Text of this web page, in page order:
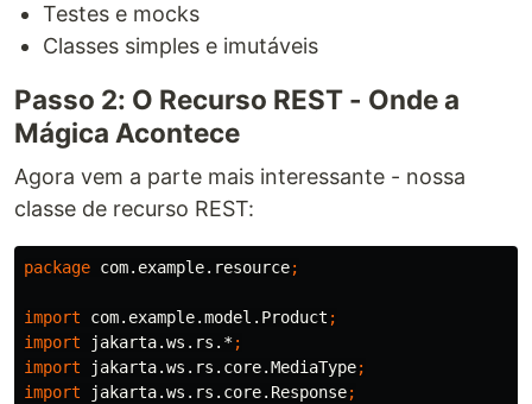
Testes e mocks
Classes simples e imutáveis
Passo 2: O Recurso REST - Onde a
Mágica Acontece
Agora vem a parte mais interessante - nossa
classe de recurso REST:
package com.example.resource;
import com.example.model.Product ;
import
jakarta.ws.rs.*;
import
jakarta.ws.rs.core.MediaType;
import
jakarta.ws.rs.core.Response;